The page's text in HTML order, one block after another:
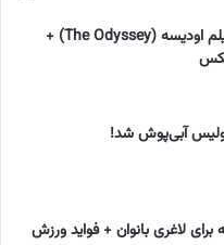
بیوگرافی بازیگران فیلم اودیسه (The Odyssey) +
آبی‌پوش شد!
لاغری بانوان + فواید ورزش